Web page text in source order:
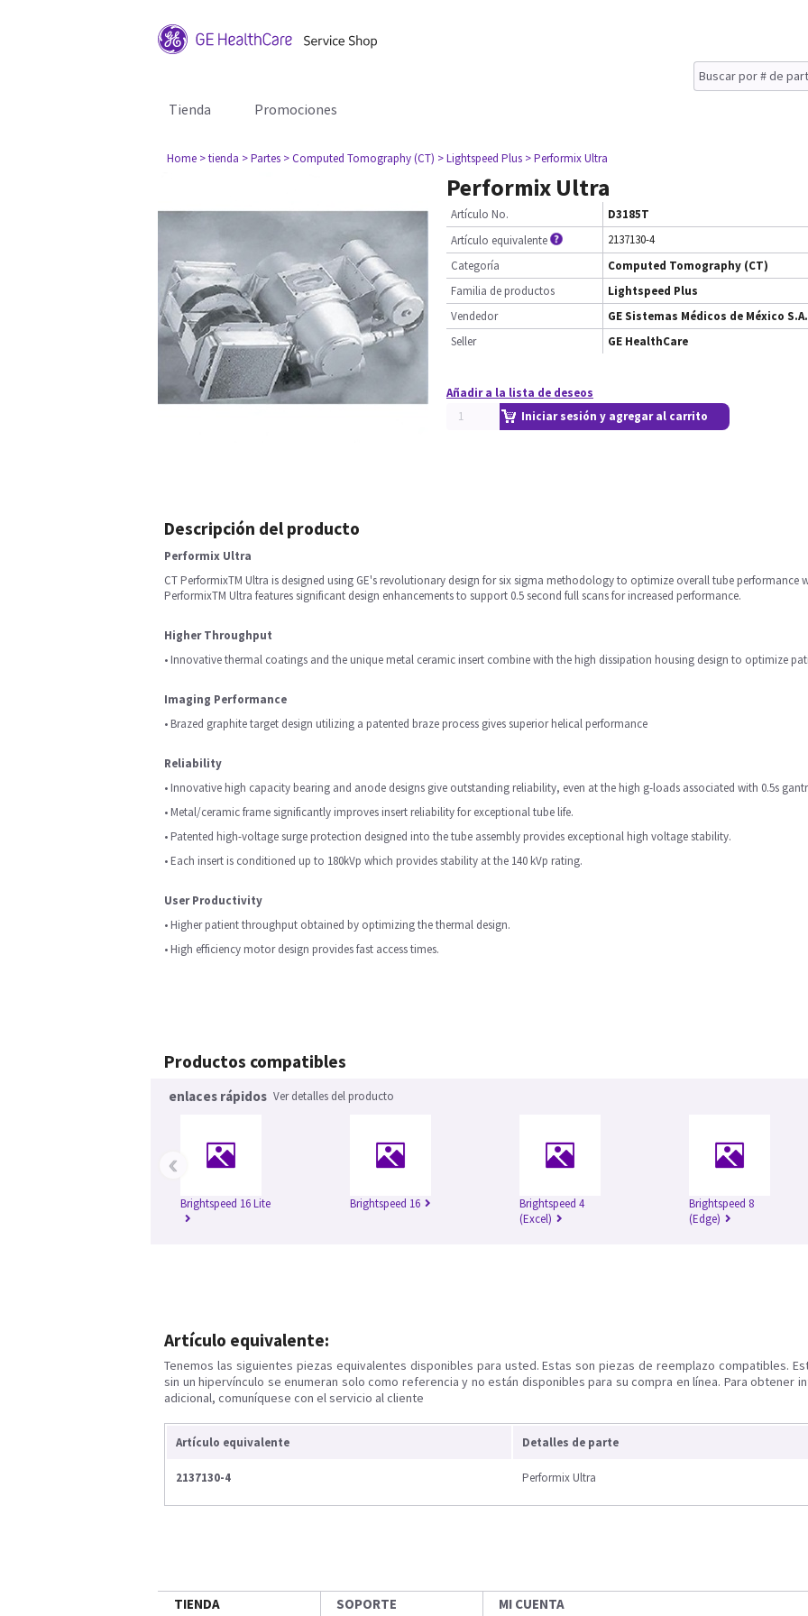
Tienda Promociones
Home > tienda > Partes > Computed Tomography (CT) > Lightspeed Plus > Performix Ultra
Performix Ultra
Artículo No.
D3185T
Artículo equivalente
2137130-4
Categoría
Computed Tomography (CT)
Familia de productos
Lightspeed Plus
Vendedor
GE Sistemas Médicos de México S.A.
Seller
GE HealthCare
Añadir a la lista de deseos
Iniciar sesión y agregar al carrito
Descripción del producto
Performix Ultra
CT PerformixTM Ultra is designed using GE's revolutionary design for six sigma methodology to optimize overall tube performance
PerformixTM Ultra features significant design enhancements to support 0.5 second full scans for increased performance.
Higher Throughput
• Innovative thermal coatings and the unique metal ceramic insert combine with the high dissipation housing design to optimize
Imaging Performance
• Brazed graphite target design utilizing a patented braze process gives superior helical performance
Reliability
• Innovative high capacity bearing and anode designs give outstanding reliability, even at the high g-loads associated with 0.5s
• Metal/ceramic frame significantly improves insert reliability for exceptional tube life.
• Patented high-voltage surge protection designed into the tube assembly provides exceptional high voltage stability.
• Each insert is conditioned up to 180kVp which provides stability at the 140 kVp rating.
User Productivity
• Higher patient throughput obtained by optimizing the thermal design.
• High efficiency motor design provides fast access times.
Productos compatibles
enlaces rápidos Ver detalles del producto
Brightspeed 16 Lite Brightspeed 16
Brightspeed 4
(Excel)
Brightspeed 8
(Edge)
‹
Artículo equivalente:
Tenemos las siguientes piezas equivalentes disponibles para usted. Estas son piezas de reemplazo compatibles.
sin un hipervínculo se enumeran solo como referencia y no están disponibles para su compra en línea. Para obtener
adicional, comuníquese con el servicio al cliente
Artículo equivalente Detalles de parte
2137130-4 Performix Ultra
TIENDA SOPORTE MI CUENTA